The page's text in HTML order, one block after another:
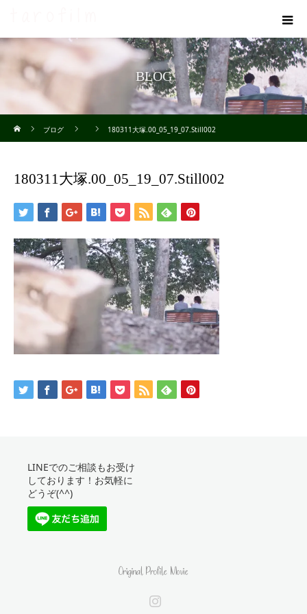
BLOG
ブログ
180311大塚.00_05_19_07.Still002
180311大塚.00_05_19_07.Still002
LINEでのご相談もお受け
しております！お気軽に
どうぞ(^^)